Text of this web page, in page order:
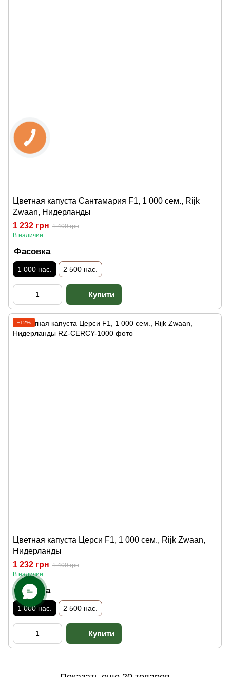
Цветная капуста Сантамария F1, 1 000 сем., Rijk
Zwaan, Нидерланды
1 232 грн 1 400 грн
В наличии
Фасовка
1 000 нас. 2 500 нас.
−12%
Цветная капуста Церси F1, 1 000 сем., Rijk Zwaan,
Нидерланды
1 232 грн 1 400 грн
В наличии
Фасовка
1 000 нас. 2 500 нас.